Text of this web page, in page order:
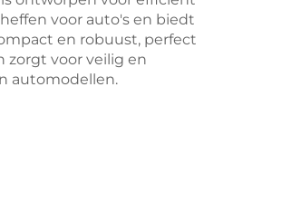
voor auto's en biedt
en robuust, perfect
zorgt voor veilig en
automodellen.